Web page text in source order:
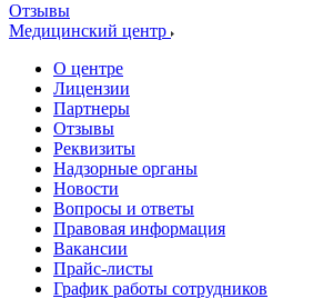
Отзывы
Медицинский центр
О центре
Лицензии
Партнеры
Отзывы
Реквизиты
Надзорные органы
Новости
Вопросы и ответы
Правовая информация
Вакансии
Прайс-листы
График работы сотрудников